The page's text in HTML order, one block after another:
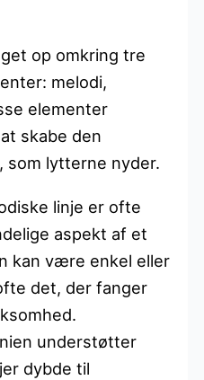
op omkring tre
melodi,
elementer
skabe den
som lytterne nyder.
linje er ofte
aspekt af et
kan være enkel eller
det, der fanger
understøtter
dybde til